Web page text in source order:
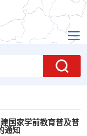
国家学前教育普及普
通知